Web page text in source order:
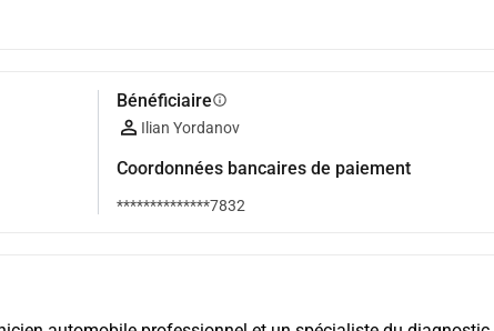
Bénéficiaireinfo
Ilian Yordanov
Coordonnées bancaires de paiement
**************7832